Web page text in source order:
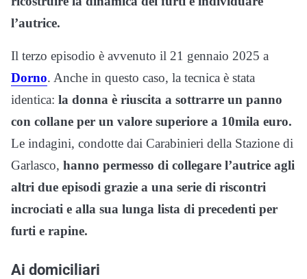
l’autrice.
Il terzo episodio è avvenuto il 21 gennaio 2025 a
Dorno. Anche in questo caso, la tecnica è stata
identica: la donna è riuscita a sottrarre un panno
con collane per un valore superiore a 10mila euro.
Le indagini, condotte dai Carabinieri della Stazione di
Garlasco, hanno permesso di collegare l’autrice agli
altri due episodi grazie a una serie di riscontri
incrociati e alla sua lunga lista di precedenti per
furti e rapine.
Ai domiciliari